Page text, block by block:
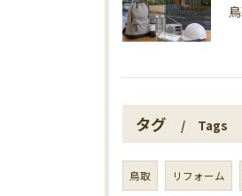
タグ Tags
鳥取 リフォーム